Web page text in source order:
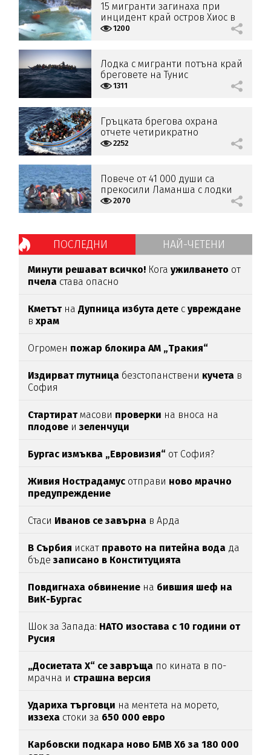
15 мигранти загинаха при
инцидент край остров Хиос в
Гърция
1200
Лодка с мигранти потъна край
бреговете на Тунис
1311
Гръцката брегова охрана
отчете четирикратно
увеличение на мигрантите
2252
Повече от 41 000 души са
прекосили Ламанша с лодки
от началото на годината
2070
ПОСЛЕДНИ НАЙ-ЧЕТЕНИ
Минути решават всичко! Когаужилването от
пчела става опасно
Кметът наДупница избута дете сувреждане
вхрам
Огромен пожар блокира АМ „Тракия“
Издирват глутница безстопанствени кучета в
София
Стартиратмасови проверки на вноса на
плодове и зеленчуци
Бургас измъква „Евровизия“ от София?
Живия Нострадамус отправи ново мрачно
предупреждение
Стаси Иванов се завърна в Арда
В Сърбия искат правото на питейна вода да
бъде записано в Конституцията
Повдигнаха обвинение на бившия шеф на
ВиК-Бургас
Шок за Запада: НАТО изостава с 10 години от
Русия
„Досиетата Х“ се завръща по кината в по-
мрачна и страшна версия
Удариха търговци на ментета на морето,
иззеха стоки за 650 000 евро
Карбовски подкара ново БМВ Х6 за 180 000